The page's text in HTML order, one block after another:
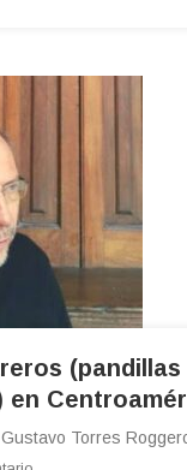
(pandillas
en
Gustavo Torres